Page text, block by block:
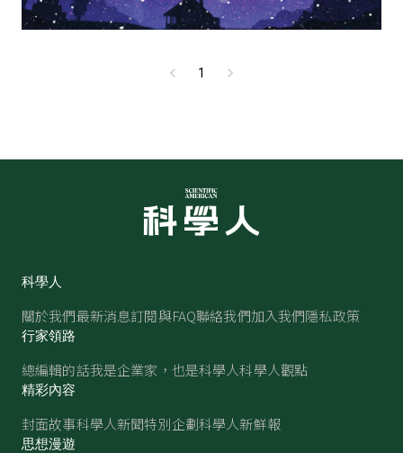
1
科學人
關於我們最新消息訂閱與FAQ聯絡我們加入我們隱私政策
行家領路
總編輯的話我是企業家，也是科學人科學人觀點
精彩內容
封面故事科學人新聞特別企劃科學人新鮮報
思想漫遊